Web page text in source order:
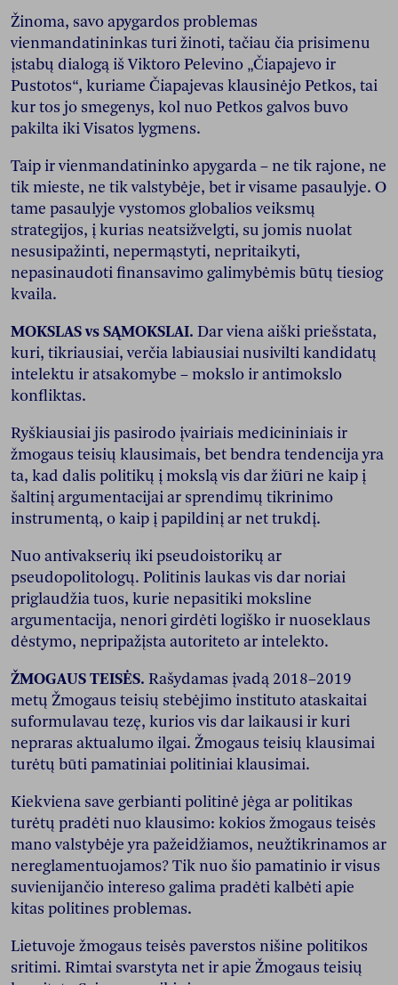
Žinoma, savo apygardos problemas
vienmandatininkas turi žinoti, tačiau čia prisimenu
įstabų dialogą iš Viktoro Pelevino „Čiapajevo ir
Pustotos“, kuriame Čiapajevas klausinėjo Petkos, tai
kur tos jo smegenys, kol nuo Petkos galvos buvo
pakilta iki Visatos lygmens.
Taip ir vienmandatininko apygarda – ne tik rajone, ne
tik mieste, ne tik valstybėje, bet ir visame pasaulyje. O
tame pasaulyje vystomos globalios veiksmų
strategijos, į kurias neatsižvelgti, su jomis nuolat
nesusipažinti, nepermąstyti, nepritaikyti,
nepasinaudoti finansavimo galimybėmis būtų tiesiog
kvaila.
MOKSLAS vs SĄMOKSLAI. Dar viena aiški priešstata,
kuri, tikriausiai, verčia labiausiai nusivilti kandidatų
intelektu ir atsakomybe – mokslo ir antimokslo
konfliktas.
Ryškiausiai jis pasirodo įvairiais medicininiais ir
žmogaus teisių klausimais, bet bendra tendencija yra
ta, kad dalis politikų į mokslą vis dar žiūri ne kaip į
šaltinį argumentacijai ar sprendimų tikrinimo
instrumentą, o kaip į papildinį ar net trukdį.
Nuo antivakserių iki pseudoistorikų ar
pseudopolitologų. Politinis laukas vis dar noriai
priglaudžia tuos, kurie nepasitiki moksline
argumentacija, nenori girdėti logiško ir nuoseklaus
dėstymo, nepripažįsta autoriteto ar intelekto.
ŽMOGAUS TEISĖS. Rašydamas įvadą 2018–2019
metų Žmogaus teisių stebėjimo instituto ataskaitai
suformulavau tezę, kurios vis dar laikausi ir kuri
nepraras aktualumo ilgai. Žmogaus teisių klausimai
turėtų būti pamatiniai politiniai klausimai.
Kiekviena save gerbianti politinė jėga ar politikas
turėtų pradėti nuo klausimo: kokios žmogaus teisės
mano valstybėje yra pažeidžiamos, neužtikrinamos ar
nereglamentuojamos? Tik nuo šio pamatinio ir visus
suvienijančio intereso galima pradėti kalbėti apie
kitas politines problemas.
Lietuvoje žmogaus teisės paverstos nišine politikos
sritimi. Rimtai svarstyta net ir apie Žmogaus teisių